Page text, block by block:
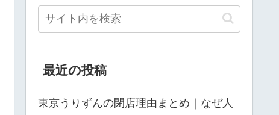
最近の投稿
東京うりずんの閉店理由まとめ｜なぜ人